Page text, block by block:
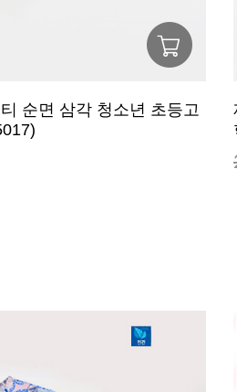
순면 삼각 청소년 초등고